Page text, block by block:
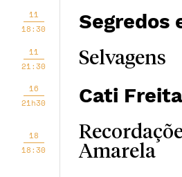
11
18:30
Segredos
11
21:30
Selvagens
16
21h30
Cati
18
18:30
Amarela